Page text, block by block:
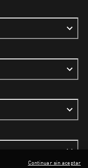
Continuar sin aceptar